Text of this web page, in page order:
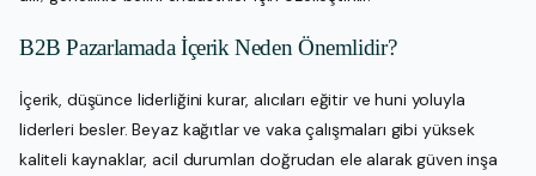
B2B Pazarlamada İçerik Neden Önemlidir?
İçerik, düşünce liderliğini kurar, alıcıları eğitir ve huni yoluyla
liderleri besler. Beyaz kağıtlar ve vaka çalışmaları gibi yüksek
kaliteli kaynaklar, acil durumları doğrudan ele alarak güven inşa